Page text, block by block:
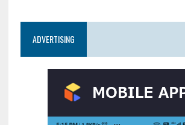
ADVERTISING